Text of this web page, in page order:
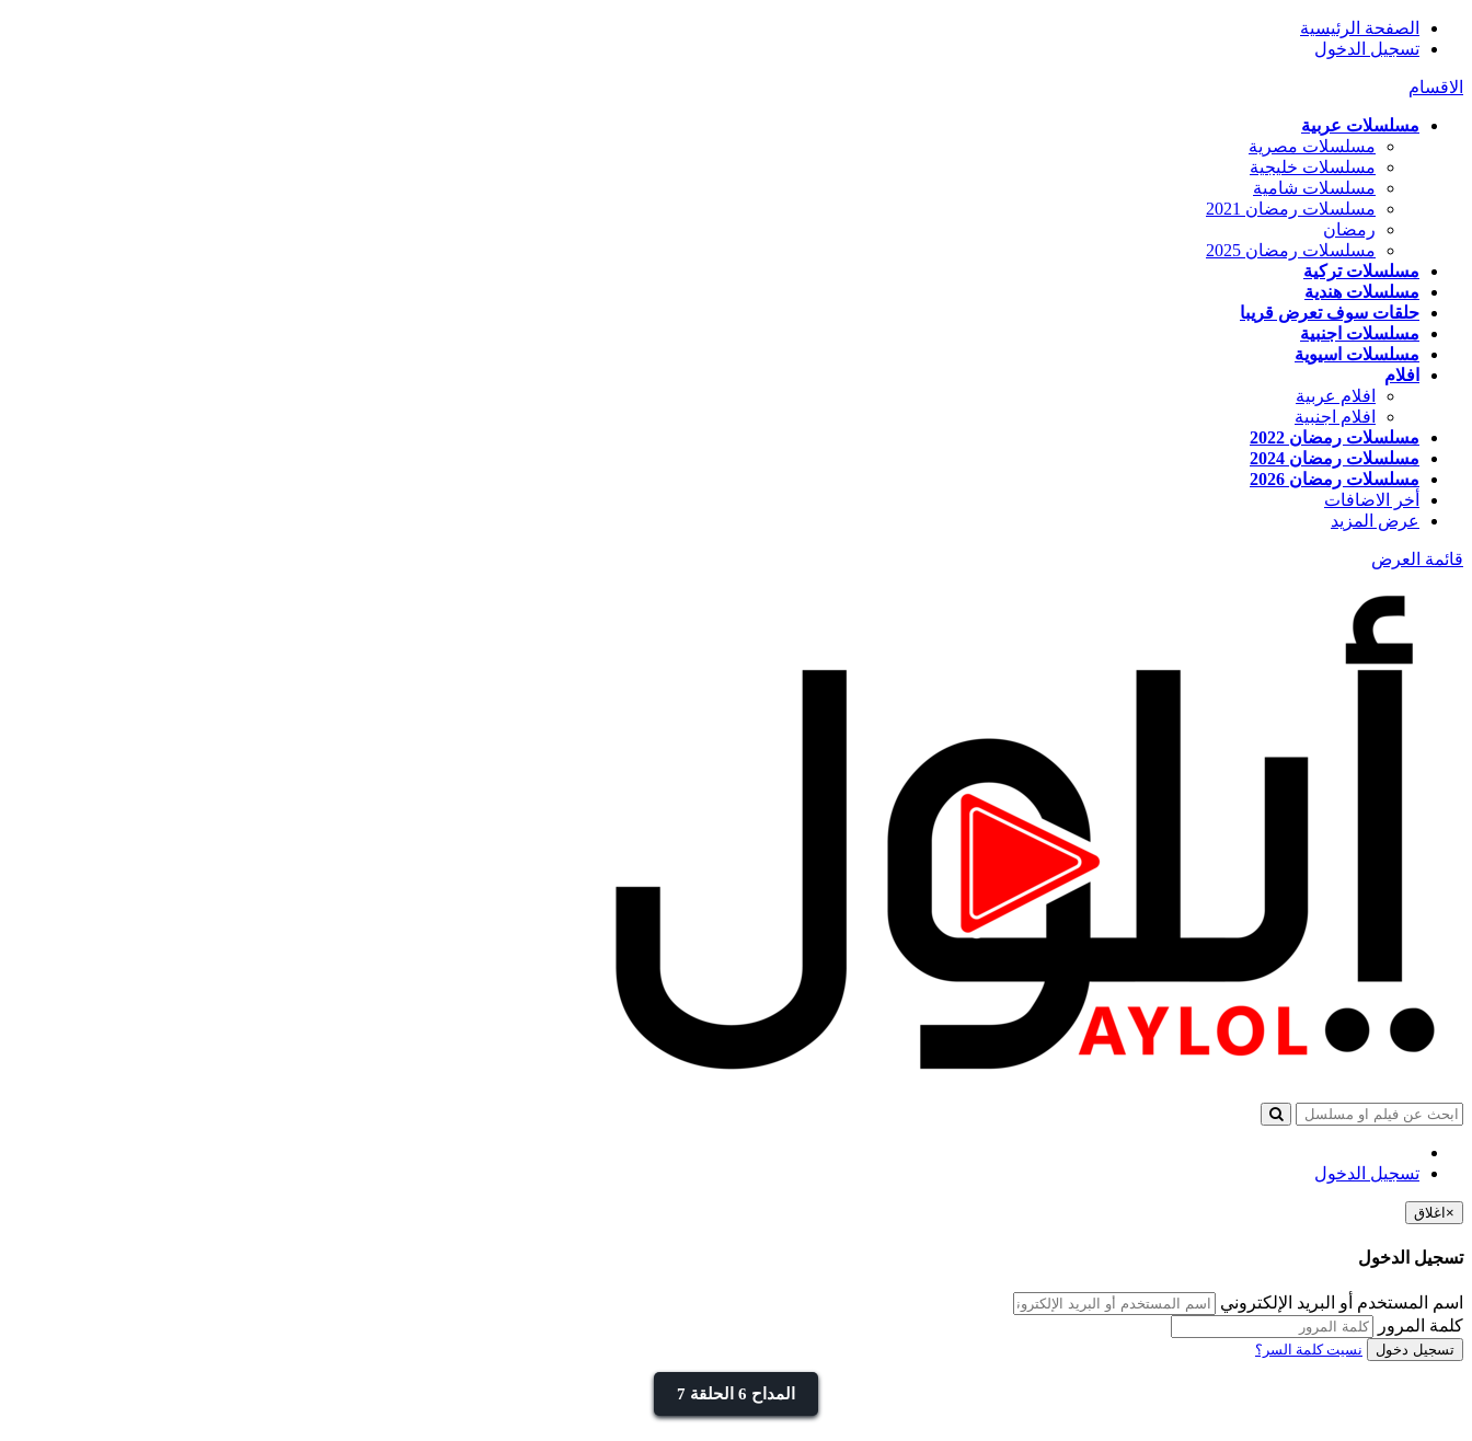
الصفحة الرئيسية
تسجيل الدخول
الاقسام
مسلسلات عربية
مسلسلات مصرية
مسلسلات خليجية
مسلسلات شامية
مسلسلات رمضان 2021
رمضان
مسلسلات رمضان 2025
مسلسلات تركية
مسلسلات هندية
حلقات سوف تعرض قريبا
مسلسلات اجنبية
مسلسلات اسيوية
افلام
افلام عربية
افلام اجنبية
مسلسلات رمضان 2022
مسلسلات رمضان 2024
مسلسلات رمضان 2026
أخر الاضافات
عرض المزيد
قائمة العرض
تسجيل الدخول
× اغلاق
تسجيل الدخول
اسم المستخدم أو البريد الإلكتروني
كلمة المرور
تسجيل دخول نسيت كلمة السر؟
المداح 6 الحلقة 7